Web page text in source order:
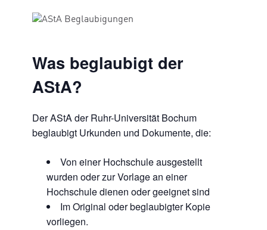
Was beglaubigt der
AStA?
Der AStA der Ruhr-Universität Bochum
beglaubigt Urkunden und Dokumente, die:
Von einer Hochschule ausgestellt
wurden oder zur Vorlage an einer
Hochschule dienen oder geeignet sind
Im Original oder beglaubigter Kopie
vorliegen.